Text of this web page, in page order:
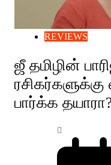
REVIEWS
ஜீ தமிழின்
பார்க்க